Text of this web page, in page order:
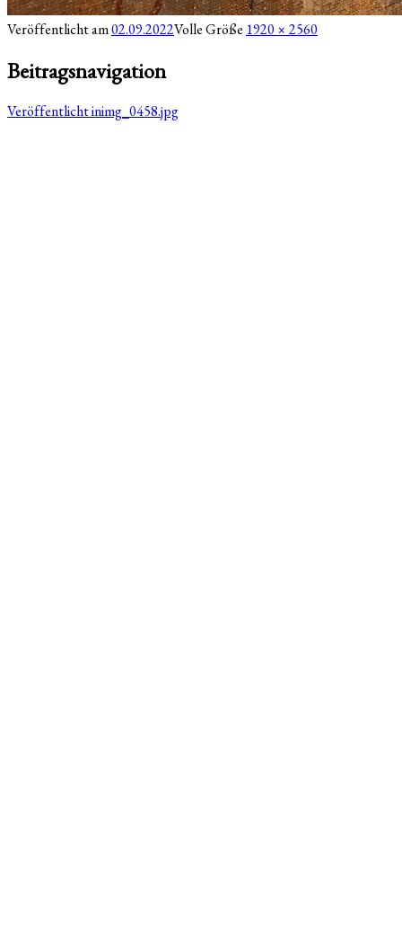
Veröffentlicht am02.09.2022Volle Größe 1920 × 2560
Beitragsnavigation
Veröffentlicht inimg_0458.jpg